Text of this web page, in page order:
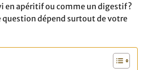
en apéritif ou comme un digestif ?
question dépend surtout de votre